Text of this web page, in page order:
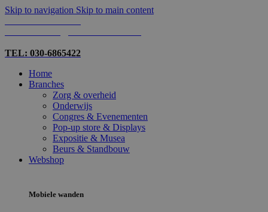
Skip to navigation Skip to main content
TEL: 030-6865422
Home
Branches
Zorg & overheid
Onderwijs
Congres & Evenementen
Pop-up store & Displays
Expositie & Musea
Beurs & Standbouw
Webshop
Mobiele wanden